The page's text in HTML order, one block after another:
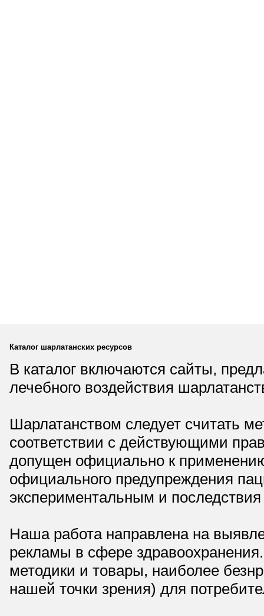
Каталог шарлатанских ресурсов
В каталог включаются сайты,
лечебного воздействия
Шарлатанством следует считать
соответствии с действующими
допущен официально к
официального предупреждения
экспериментальным и
Наша работа направлена на
рекламы в сфере
методики и товары, наиболее
нашей точки зрения) для